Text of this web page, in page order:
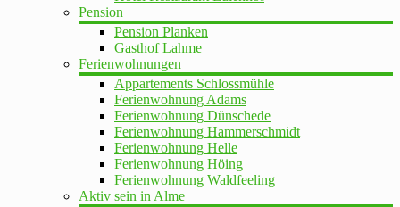
Pension
Pension Planken
Gasthof Lahme
Ferienwohnungen
Appartements Schlossmühle
Ferienwohnung Adams
Ferienwohnung Dünschede
Ferienwohnung Hammerschmidt
Ferienwohnung Helle
Ferienwohnung Höing
Ferienwohnung Waldfeeling
Aktiv sein in Alme